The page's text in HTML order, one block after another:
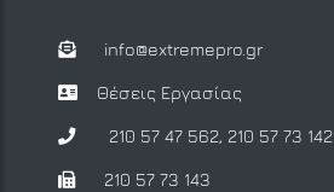
info@extremepro.gr
Θέσεις Εργασίας
210 57 47 562, 210 57 73 142
210 57 73 143